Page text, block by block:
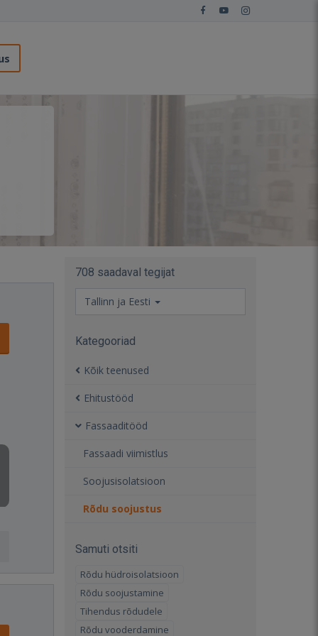
708 saadaval tegijat
Tallinn ja Eesti
Kategooriad
Kõik teenused
Ehitustööd
Fassaaditööd
Fassaadi viimistlus
Soojusisolatsioon
Rõdu soojustus
Samuti otsiti
Rõdu hüdroisolatsioon
Rõdu soojustamine
Tihendus rõdudele
Rõdu vooderdamine